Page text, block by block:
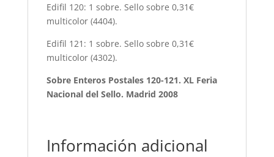
Edifil 120: 1 sobre. Sello sobre 0,31€
multicolor (4404).
Edifil 121: 1 sobre. Sello sobre 0,31€
multicolor (4302).
Sobre Enteros Postales 120-121. XL Feria
Nacional del Sello. Madrid 2008
Información adicional